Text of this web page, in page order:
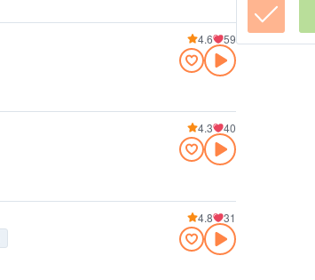
4.6 59
4.3 40
4.8 31